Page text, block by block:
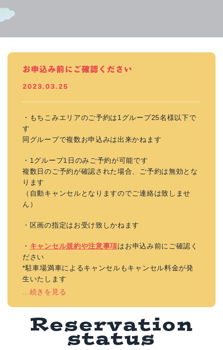
お申込み前にご確認ください
2023.03.25
・もちこみエリアのご予約は1グループ25名様以下で
す
同グループで複数お申込みは出来かねます
・1グループ1日のみご予約が可能です
複数日のご予約が確認された場合、ご予約は無効とな
ります
（自動キャンセルとなりますのでご連絡は致しませ
ん）
・区画の指定はお受け致しかねます
・ キャンセル規約や注意事項はお申込み前にご確認く
ださい
*駐車場満車によるキャンセルもキャンセル料金が発
生いたします
…続きを見る
Reservation
status